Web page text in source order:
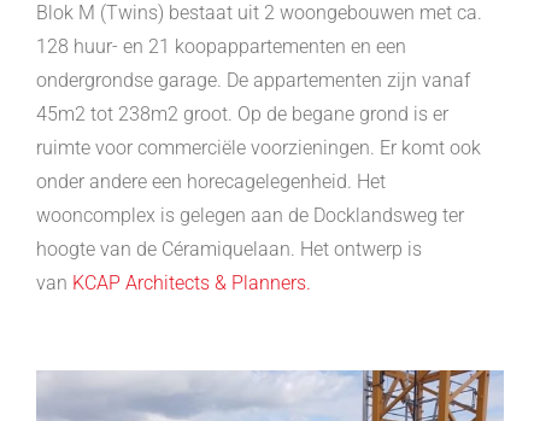
Blok M (Twins) bestaat uit 2 woongebouwen met ca.
128 huur- en 21 koopappartementen en een
ondergrondse garage. De appartementen zijn vanaf
45m2 tot 238m2 groot. Op de begane grond is er
ruimte voor commerciële voorzieningen. Er komt ook
onder andere een horecagelegenheid. Het
wooncomplex is gelegen aan de Docklandsweg ter
hoogte van de Céramiquelaan. Het ontwerp is
van KCAP Architects & Planners.